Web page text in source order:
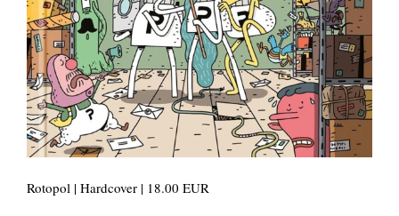
Rotopol | Hardcover | 18.00 EUR